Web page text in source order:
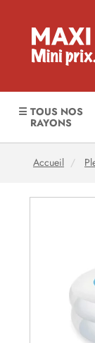
☰ TOUS NOS
RAYONS
Accueil